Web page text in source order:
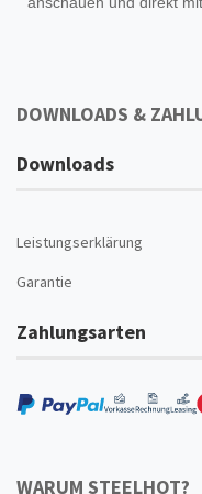
DOWNLOADS &
Downloads
Leistungserklärung
Garantie
Zahlungsarten
WARUM STEELHOT?